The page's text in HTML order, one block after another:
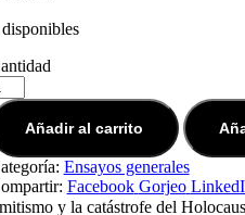
Añadir al carrito
Ensayos generales
Facebook Gorjeo
y la catástrofe del